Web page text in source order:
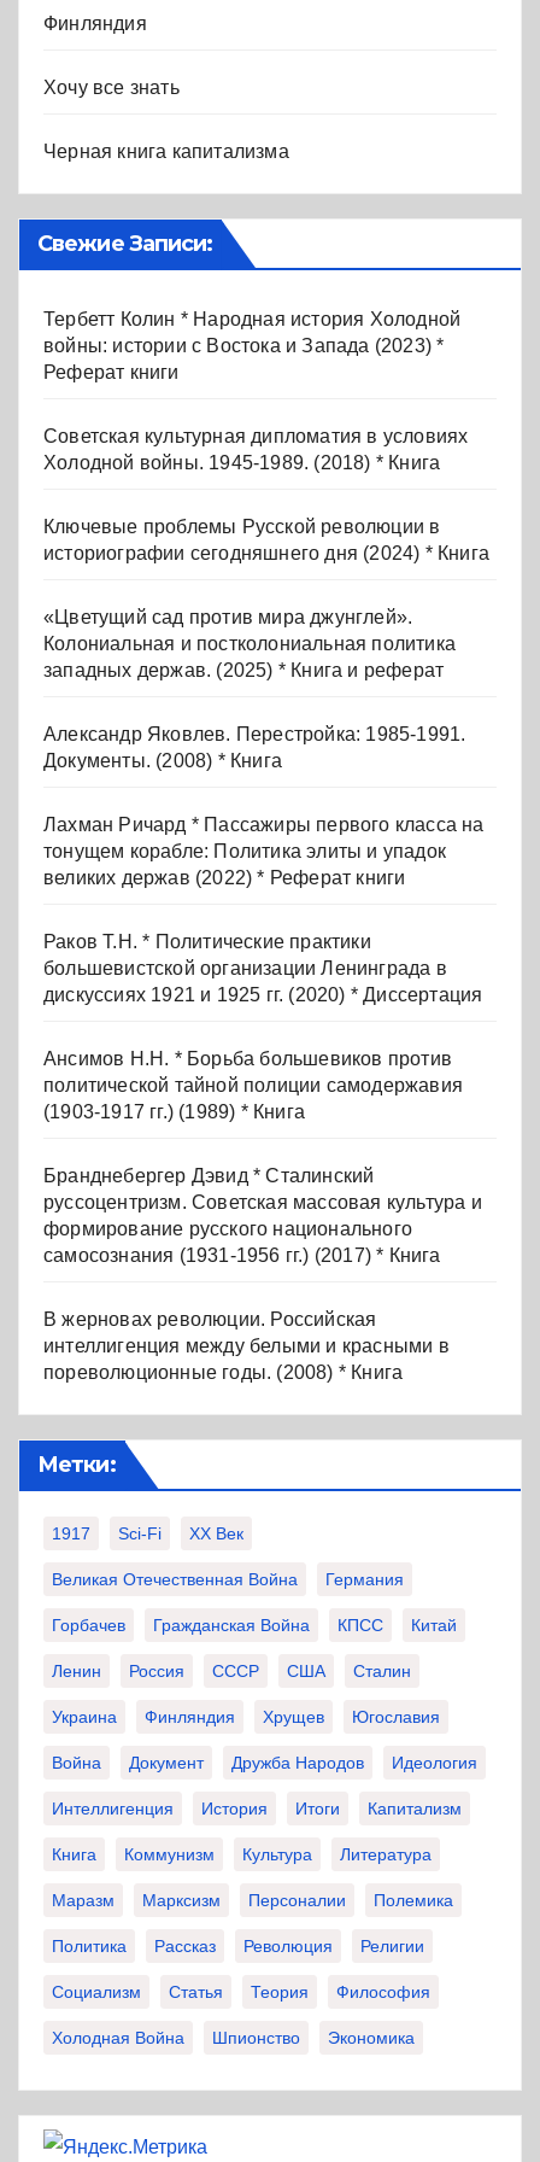
Финляндия
Хочу все знать
Черная книга капитализма
Свежие Записи:
Тербетт Колин * Народная история Холодной
войны: истории с Востока и Запада (2023) *
Реферат книги
Советская культурная дипломатия в условиях
Холодной войны. 1945-1989. (2018) * Книга
Ключевые проблемы Русской революции в
историографии сегодняшнего дня (2024) * Книга
«Цветущий сад против мира джунглей».
Колониальная и постколониальная политика
западных держав. (2025) * Книга и реферат
Александр Яковлев. Перестройка: 1985-1991.
Документы. (2008) * Книга
Лахман Ричард * Пассажиры первого класса на
тонущем корабле: Политика элиты и упадок
великих держав (2022) * Реферат книги
Раков Т.Н. * Политические практики
большевистской организации Ленинграда в
дискуссиях 1921 и 1925 гг. (2020) * Диссертация
Ансимов Н.Н. * Борьба большевиков против
политической тайной полиции самодержавия
(1903-1917 гг.) (1989) * Книга
Бранднебергер Дэвид * Сталинский
руссоцентризм. Советская массовая культура и
формирование русского национального
самосознания (1931-1956 гг.) (2017) * Книга
В жерновах революции. Российская
интеллигенция между белыми и красными в
пореволюционные годы. (2008) * Книга
Метки:
1917 Sci-Fi XX Век
Великая Отечественная Война Германия
Горбачев Гражданская Война КПСС Китай
Ленин Россия СССР США Сталин
Украина Финляндия Хрущев Югославия
Война Документ Дружба Народов Идеология
Интеллигенция История Итоги Капитализм
Книга Коммунизм Культура Литература
Маразм Марксизм Персоналии Полемика
Политика Рассказ Революция Религии
Социализм Статья Теория Философия
Холодная Война Шпионство Экономика